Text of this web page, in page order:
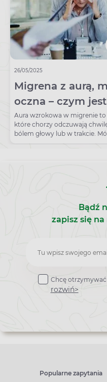
26/05/2025
Migrena z aurą,
oczna – czym
objawia się aura
Aura wzrokowa w migrenie to
które chorzy odczuwają
bólem głowy lub w trakcie.
migrenie ocznej.
Bądź
zapisz się
Zapisz
do
newslettera
Chcę
rozwiń>
Popularne zapytania